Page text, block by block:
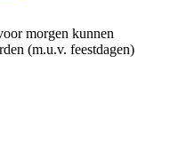
morgen kunnen
(m.u.v. feestdagen)